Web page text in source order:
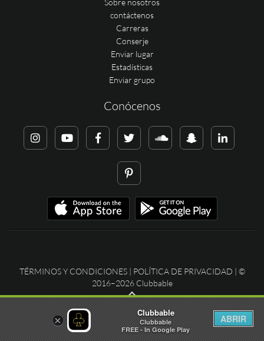
Sobre nosotros
contáctenos
Carreras
Conserje
Enviar lugar
Estadísticas
Enviar grupo
Conócenos
TÉRMINOS Y CONDICIONES| POLÍTICA DE PRIVACIDAD | ©
2016–2026 Clubbable
×
Clubbable
Clubbable
FREE - In Google Play
ABRIR